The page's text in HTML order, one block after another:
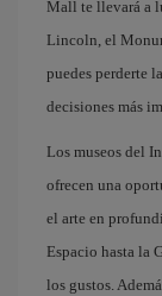
Mall te llevará a
Lincoln, el
puedes perderte
decisiones más
Los museos del
ofrecen una
el arte en
Espacio hasta la
los gustos.